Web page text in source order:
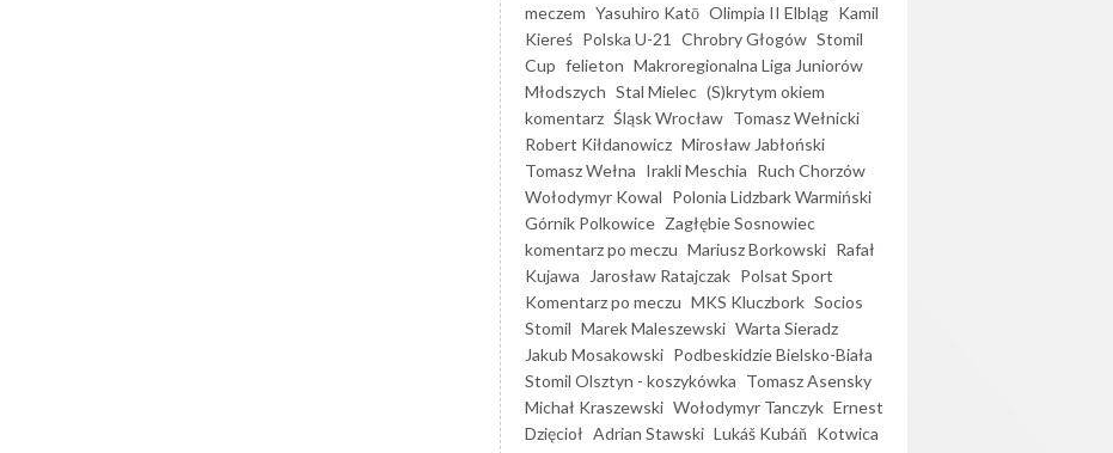
meczem Yasuhiro Katō Olimpia II Elbląg Kamil
Kiereś Polska U-21 Chrobry Głogów Stomil
Cup felieton Makroregionalna Liga Juniorów
Młodszych Stal Mielec (S)krytym okiem
komentarz Śląsk Wrocław Tomasz Wełnicki
Robert Kiłdanowicz Mirosław Jabłoński
Tomasz Wełna Irakli Meschia Ruch Chorzów
Wołodymyr Kowal Polonia Lidzbark Warmiński
Górnik Polkowice Zagłębie Sosnowiec
komentarz po meczu Mariusz Borkowski Rafał
Kujawa
Jarosław Ratajczak Polsat Sport
Komentarz po meczu MKS Kluczbork Socios
Stomil Marek Maleszewski Warta Sieradz
Jakub Mosakowski Podbeskidzie Bielsko-Biała
Stomil Olsztyn - koszykówka Tomasz Asensky
Michał Kraszewski Wołodymyr Tanczyk Ernest
Dzięcioł Adrian Stawski Lukáš Kubáň Kotwica